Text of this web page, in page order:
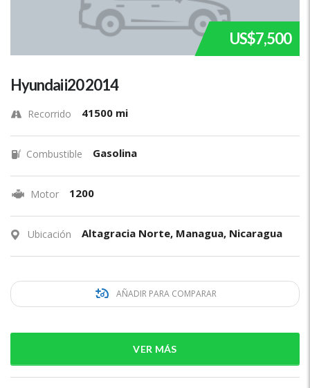
US$7,500
Hyundai i20 2014
Recorrido 41500 mi
Combustible Gasolina
Motor 1200
Ubicación Altagracia Norte, Managua, Nicaragua
AÑADIR PARA COMPARAR
VER MÁS